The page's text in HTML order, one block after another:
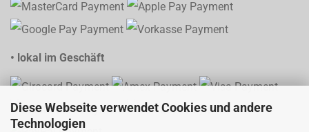
Diese Webseite verwendet Cookies und andere
Technologien
• lokal im Geschäft